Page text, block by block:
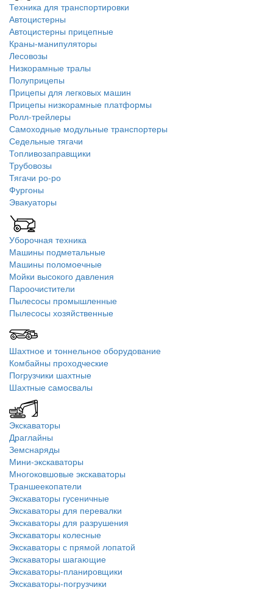
Техника для транспортировки
Автоцистерны
Автоцистерны прицепные
Краны-манипуляторы
Лесовозы
Низкорамные тралы
Полуприцепы
Прицепы для легковых машин
Прицепы низкорамные платформы
Ролл-трейлеры
Самоходные модульные транспортеры
Седельные тягачи
Топливозаправщики
Трубовозы
Тягачи ро-ро
Фургоны
Эвакуаторы
Уборочная техника
Машины подметальные
Машины поломоечные
Мойки высокого давления
Пароочистители
Пылесосы промышленные
Пылесосы хозяйственные
Шахтное и тоннельное оборудование
Комбайны проходческие
Погрузчики шахтные
Шахтные самосвалы
Экскаваторы
Драглайны
Земснаряды
Мини-экскаваторы
Многоковшовые экскаваторы
Траншеекопатели
Экскаваторы гусеничные
Экскаваторы для перевалки
Экскаваторы для разрушения
Экскаваторы колесные
Экскаваторы с прямой лопатой
Экскаваторы шагающие
Экскаваторы-планировщики
Экскаваторы-погрузчики